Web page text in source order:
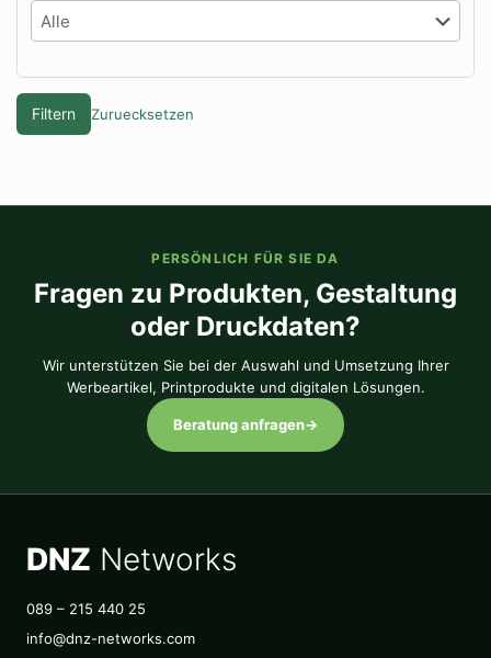
Filtern Zuruecksetzen
PERSÖNLICH FÜR SIE DA
Fragen zu Produkten, Gestaltung
oder Druckdaten?
Wir unterstützen Sie bei der Auswahl und Umsetzung Ihrer
Werbeartikel, Printprodukte und digitalen Lösungen.
Beratung anfragen→
DNZ Networks
089 – 215 440 25
info@dnz-networks.com